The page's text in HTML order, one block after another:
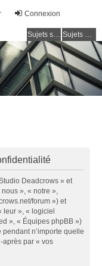
Connexion
Sujets sans réponse Sujets actifs
Deadcrows » et
», « notre »,
forum ») et
leur », « logiciel
», « Équipes phpBB »)
n’importe quelle
après par « vos